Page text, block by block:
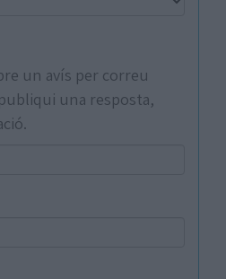
un avís per correu
una resposta,